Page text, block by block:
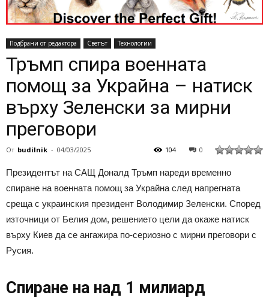
Подбрани от редактора Светът Технологии
Тръмп спира военната
помощ за Украйна – натиск
върху Зеленски за мирни
преговори
От budilnik - 04/03/2025 0
104
Президентът на САЩ Доналд Тръмп нареди временно
спиране на военната помощ за Украйна след напрегната
среща с украинския президент Володимир Зеленски. Според
източници от Белия дом, решението цели да окаже натиск
върху Киев да се ангажира по-сериозно с мирни преговори с
Русия.
Спиране на над 1 милиард